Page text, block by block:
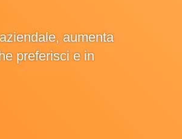
aumenta
preferisci e in